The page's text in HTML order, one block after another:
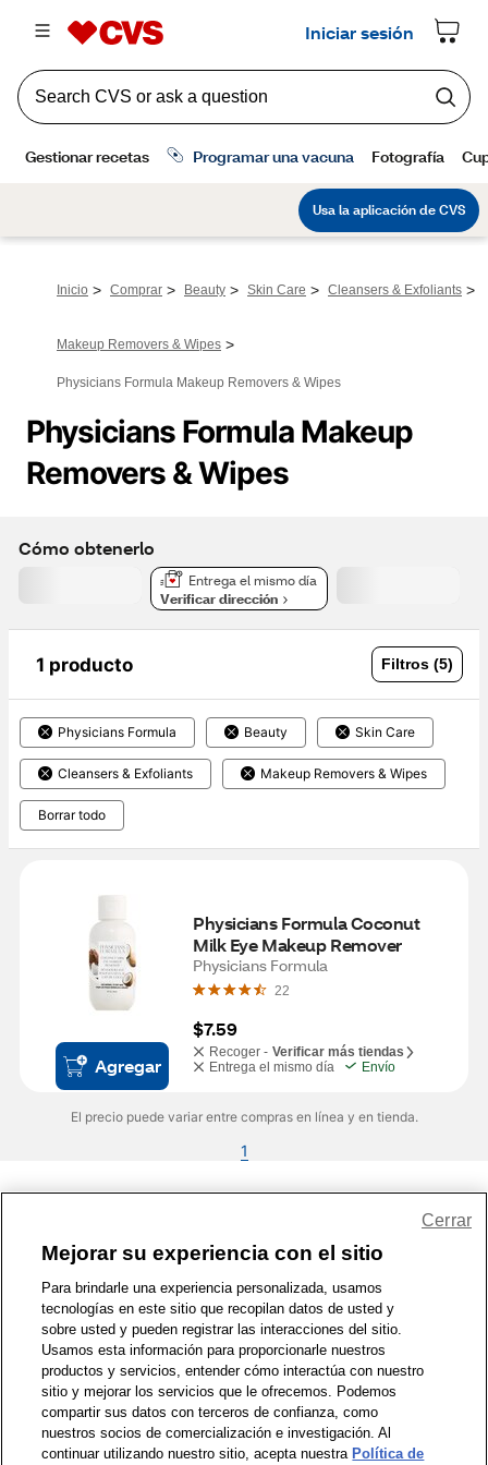
Inicio > Comprar > Beauty > Skin Care > Cleansers & Exfoliants >
Makeup Removers & Wipes >
Physicians Formula Makeup Removers & Wipes
Physicians Formula Makeup
Removers & Wipes
Cómo obtenerlo
Entrega el mismo día
Verificar dirección
1 producto Filtros (5)
Physicians Formula Beauty Skin Care
Cleansers & Exfoliants Makeup Removers & Wipes
Borrar todo
Agregar
Physicians Formula Coconut
Milk Eye Makeup Remover
Physicians Formula
22
$7.59
Recoger - Verificar más tiendas
Entrega el mismo día
Envío
El precio puede variar entre compras en línea y en tienda.
1
1-800-679-9691 | Contáctenos | Términos de Uso | Accesibilidad
Política de Privacidad | WA Privacy Policy | Mapa del sitio
Zona de Bienestar | © 1999 - 2026 CVS.com
Mejorar su experiencia con el sitio
Para brindarle una experiencia personalizada, usamos
tecnologías en este sitio que recopilan datos de usted y
sobre usted y pueden registrar las interacciones del sitio.
Usamos esta información para proporcionarle nuestros
productos y servicios, entender cómo interactúa con nuestro
sitio y mejorar los servicios que le ofrecemos. Podemos
compartir sus datos con terceros de confianza, como
nuestros socios de comercialización e investigación. Al
continuar utilizando nuestro sitio, acepta nuestra Política de
Cerrar